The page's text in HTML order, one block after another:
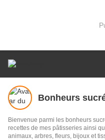
Bonheurs
Bienvenue parmi les bonheurs
recettes de mes pâtisseries ainsi
animaux, arbres, fleurs, bijoux et